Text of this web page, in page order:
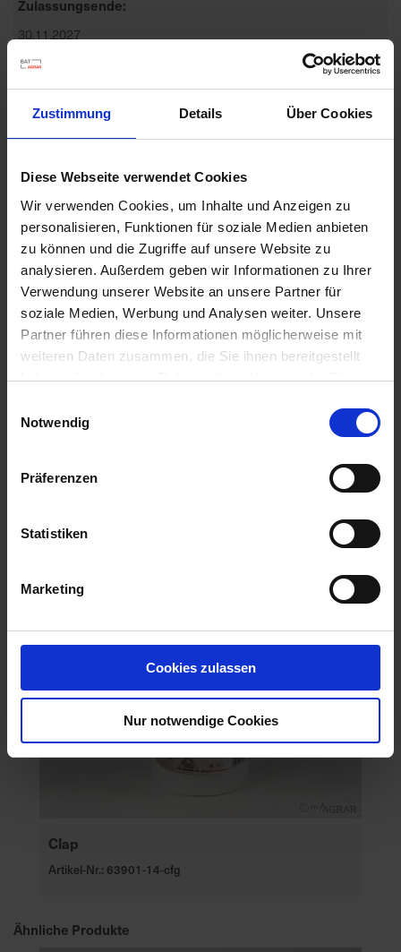
Zustimmung Details Über Cookies
Diese Webseite verwendet Cookies
Wir verwenden Cookies, um Inhalte und Anzeigen zu
personalisieren, Funktionen für soziale Medien anbieten
zu können und die Zugriffe auf unsere Website zu
analysieren. Außerdem geben wir Informationen zu Ihrer
Verwendung unserer Website an unsere Partner für
soziale Medien, Werbung und Analysen weiter. Unsere
Partner führen diese Informationen möglicherweise mit
weiteren Daten zusammen, die Sie ihnen bereitgestellt
haben oder die sie im Rahmen Ihrer Nutzung der Dienste
Notwendig
Präferenzen
Statistiken
Marketing
Cookies zulassen
Nur notwendige Cookies
Zulassungsende
30.11.2027
Zulassungsanfang
24.05.2023
Zulassungsstatus
Zugelassene Schaderreger
QUECKE: GEMEINE, PFLANZEN: AUSFALLGETREIDE-,
WINDHALM: GEMEINER, PFLANZEN: HIRSEARTIGE,
HAFER: FLUG...
mehr
Anwendungsbestimmungen
NB6641-DAS MITTEL WIRD BIS ZU DER HÖCHSTEN
DURCH DIE ZULASSUNG FESTGELEGTEN
Empfohlene Produkte
Clap
Artikel-Nr.: 63901-14-cfg
Ähnliche Produkte